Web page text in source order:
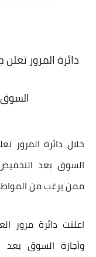
دائرة المرور
خلال دائرة المرور
السوق بعد التخفيض
ممن يرغب من
اعلنت دائرة مرور
وأجازة السوق بعد